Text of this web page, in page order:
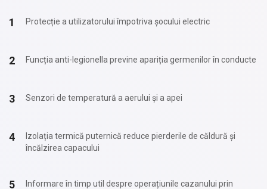
Protecție a utilizatorului împotriva șocului electric
Funcția anti-legionella previne apariția germenilor în conducte
Senzori de temperatură a aerului și a apei
Izolația termică puternică reduce pierderile de căldură și
încălzirea capacului
Informare în timp util despre operațiunile cazanului prin